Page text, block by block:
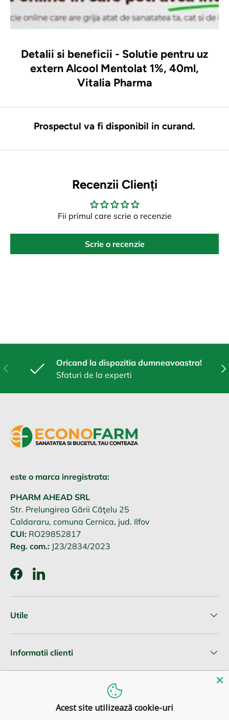
Detalii si beneficii - Solutie pentru uz
extern Alcool Mentolat 1%, 40ml,
Vitalia Pharma
Prospectul va fi disponibil in curand.
Recenzii Clienți
Fii primul care scrie o recenzie
Scrie o recenzie
Anterior
Oricand la dispozitia dumneavoastra!
Sfaturi de la experti
este o marca inregistrata:
PHARM AHEAD SRL
Str. Prelungirea Gării Căţelu 25
Caldararu, comuna Cernica, jud. Ilfov
CUI: RO29852817
Reg. com.: J23/2834/2023
FacebookLinkedIn
Utile
Informatii clienti
Acest site utilizează cookie-uri